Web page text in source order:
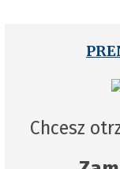
Chcesz